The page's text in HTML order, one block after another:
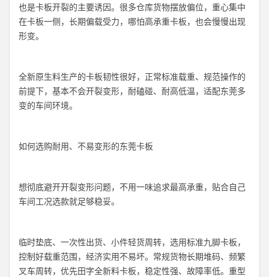
也是卡板开裂的主要诱因。很多仓库货物摆放偏位，重心集中
在卡板一侧，长期偏载受力，哪怕高承重卡板，也会慢慢出现
形变。
全新原生料生产的卡板韧性很好，正常标准载重、规范操作的
前提下，基本不会开裂变形，耐磕碰、耐高低温，适配东莞多
变的车间环境。
如何选购耐用、不易变形的东莞卡板
想彻底避开开裂变形问题，不用一味追求最高承重，贴合自己
车间工况选款就足够稳妥。
临时垫底、一次性出货、小件轻货周转，选用标准九脚卡板，
控制好载重范围，经济实用不易坏。常规货物长期堆码、频繁
叉车周转，优先田字全新料卡板，稳定性强、故障率低。重型